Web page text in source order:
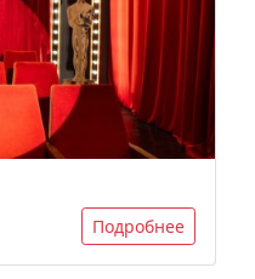
Подробнее